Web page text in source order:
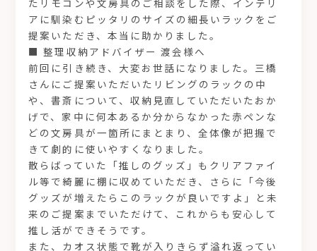
たリモコンや文房具のご相談をした際、インテリ
アに馴染むピッタリのサイズの細長いラックをご
提案いただき、本当に助かりました。
■ 整理収納アドバイザー 渡会様へ
前回に引き続き、大変お世話になりました。三橋
さんにご提案いただいたリビングのラックの中
や、書斎について、収納見直していただいたおか
げで、家中に何本あるか分からなかった赤ペンな
どの文房具が一箇所にまとまり、全体像が把握で
きて劇的に使いやすくなりました。
散らばっていた「推しのグッズ」もクリアファイ
ル等で綺麗に棚に収めていただき、さらに「今後
グッズが増えたらこのラックが良いですよ」と未
来のご提案までいただけて、これからも安心して
推し活ができそうです。
また、カオス状態で靴が入りきらず溢れ返ってい